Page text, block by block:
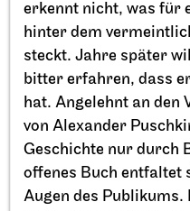
erkennt nicht, was für
hinter dem
steckt. Jahre später
bitter erfahren, dass
hat. Angelehnt an den
von Alexander
Geschichte nur durch
offenes Buch entfaltet
Augen des
17:00
So, 20.09.2026